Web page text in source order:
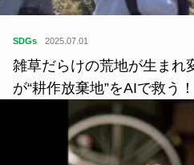
SDGs 2025.07.01
雑草だらけの荒地が生まれ
が“耕作放棄地”をAIで救う！